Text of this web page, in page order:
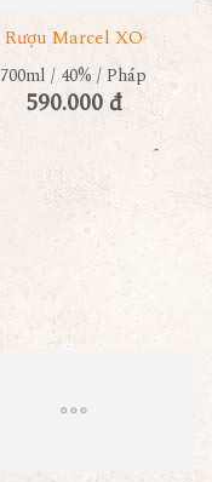
Rượu Marcel XO
700ml / 40% / Pháp
590.000 đ